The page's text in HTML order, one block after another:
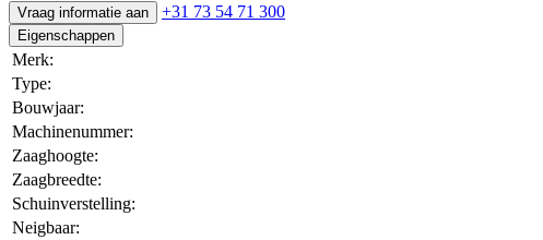
Vraag informatie aan +31 73 54 71 300
Eigenschappen
Merk:
Type:
Bouwjaar:
Machinenummer:
Zaaghoogte:
Zaagbreedte:
Schuinverstelling:
Neigbaar: